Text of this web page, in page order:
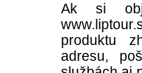
Ak si
produktu
adresu,